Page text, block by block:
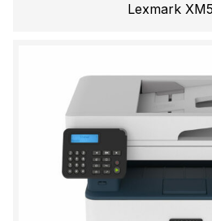
Lexmark